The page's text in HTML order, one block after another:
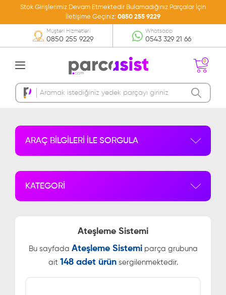
Stok Girişlerimiz Devam Etmektedir Bulamadığınız Parçalar İçin
İletişime Geçiniz: 0850 255 9229
0850 255 9229
Müşteri Hizmetleri
0543 329 21 66
Whatsapp
0
Sepetinizde Ürün
ARAÇ BİLGİLERİ İLE SORGULA
KATEGORİ
Ateşleme Sistemi
Bu sayfada Ateşleme Sistemiparça grubuna
ait 148 adet ürünsergilenmektedir.